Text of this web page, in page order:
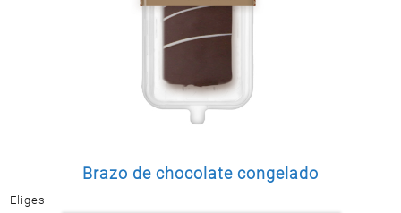
Postal
Brazo de chocolate congelado
Eliges